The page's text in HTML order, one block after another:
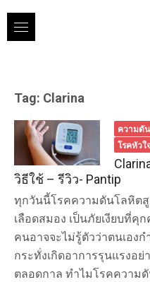
content
Tag: Clarina
ความดั
โรคหัวใ
วิธีใช้ – รีวิว- Pantip
ทุกวันนี้โรคความดันโลหิต
เลือดสมอง เป็นภัยเงียบที่
คนอาจจะไม่รู้ตัวว่าตนเอง
กระทั่งเกิดอาการรุนแรงอ
ตลอดกาล ทำไมโรคความ